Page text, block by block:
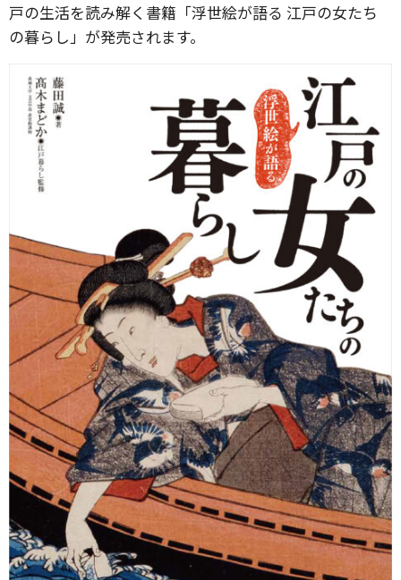
戸の生活を読み解く書籍「浮世絵が語る 江戸の女たち
の暮らし」が発売されます。